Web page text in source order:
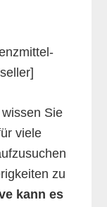
Sie
viele
zu
kann es